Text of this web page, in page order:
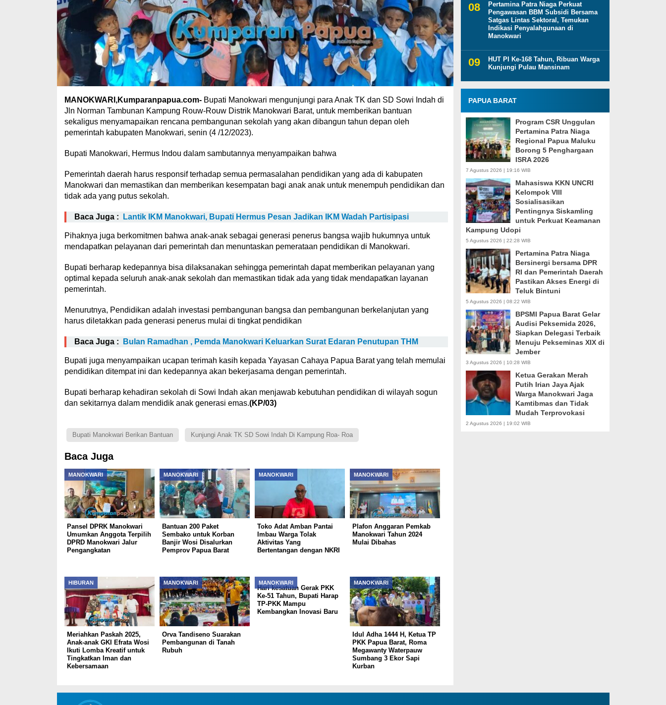
MANOKWARI,Kumparanpapua.com-Bupati Manokwari mengunjungi para Anak TK dan SD Sowi Indah di
Jln Norman Tambunan Kampung Rouw-Rouw Distrik Manokwari Barat, untuk memberikan bantuan
sekaligus menyamapaikan rencana pembangunan sekolah yang akan dibangun tahun depan oleh
pemerintah kabupaten Manokwari, senin (4 /12/2023).
Bupati Manokwari, Hermus Indou dalam sambutannya menyampaikan bahwa
Pemerintah daerah harus responsif terhadap semua permasalahan pendidikan yang ada di kabupaten
Manokwari dan memastikan dan memberikan kesempatan bagi anak anak untuk menempuh pendidikan dan
tidak ada yang putus sekolah.
Baca Juga : Lantik IKM Manokwari, Bupati Hermus Pesan Jadikan IKM Wadah Partisipasi
Pihaknya juga berkomitmen bahwa anak-anak sebagai generasi penerus bangsa wajib hukumnya untuk
mendapatkan pelayanan dari pemerintah dan menuntaskan pemerataan pendidikan di Manokwari.
Bupati berharap kedepannya bisa dilaksanakan sehingga pemerintah dapat memberikan pelayanan yang
optimal kepada seluruh anak-anak sekolah dan memastikan tidak ada yang tidak mendapatkan layanan
pemerintah.
Menurutnya, Pendidikan adalah investasi pembangunan bangsa dan pembangunan berkelanjutan yang
harus diletakkan pada generasi penerus mulai di tingkat pendidikan
Baca Juga : Bulan Ramadhan , Pemda Manokwari Keluarkan Surat Edaran Penutupan THM
Bupati juga menyampaikan ucapan terimah kasih kepada Yayasan Cahaya Papua Barat yang telah memulai
pendidikan ditempat ini dan kedepannya akan bekerjasama dengan pemerintah.
Bupati berharap kehadiran sekolah di Sowi Indah akan menjawab kebutuhan pendidikan di wilayah sogun
dan sekitarnya dalam mendidik anak generasi emas.(KP/03)
Bupati Manokwari Berikan Bantuan Kunjungi Anak TK SD Sowi Indah Di Kampung Roa- Roa
Baca Juga
MANOKWARI
Pansel DPRK Manokwari
Umumkan Anggota Terpilih
DPRD Manokwari Jalur
Pengangkatan
MANOKWARI
Bantuan 200 Paket
Sembako untuk Korban
Banjir Wosi Disalurkan
Pemprov Papua Barat
MANOKWARI
Toko Adat Amban Pantai
Imbau Warga Tolak
Aktivitas Yang
Bertentangan dengan NKRI
MANOKWARI
Plafon Anggaran Pemkab
Manokwari Tahun 2024
Mulai Dibahas
HIBURAN
Meriahkan Paskah 2025,
Anak-anak GKI Efrata Wosi
Ikuti Lomba Kreatif untuk
Tingkatkan Iman dan
Kebersamaan
MANOKWARI
Orva Tandiseno Suarakan
Pembangunan di Tanah
Rubuh
MANOKWARI
Hari kesatuan Gerak PKK
Ke-51 Tahun, Bupati Harap
TP-PKK Mampu
Kembangkan Inovasi Baru
MANOKWARI
Idul Adha 1444 H, Ketua TP
PKK Papua Barat, Roma
Megawanty Waterpauw
Sumbang 3 Ekor Sapi
Kurban
Pertamina Patra Niaga Perkuat
Pengawasan BBM Subsidi Bersama
Satgas Lintas Sektoral, Temukan
Indikasi Penyalahgunaan di
Manokwari
HUT PI Ke-168 Tahun, Ribuan Warga
Kunjungi Pulau Mansinam
PAPUA BARAT
Program CSR Unggulan
Pertamina Patra Niaga
Regional Papua Maluku
Borong 5 Penghargaan
ISRA 2026
7 Agustus 2026 | 19:16 WIB
Mahasiswa KKN UNCRI
Kelompok VIII
Sosialisasikan
Pentingnya Siskamling
untuk Perkuat Keamanan
Kampung Udopi
5 Agustus 2026 | 22:28 WIB
Pertamina Patra Niaga
Bersinergi bersama DPR
RI dan Pemerintah Daerah
Pastikan Akses Energi di
Teluk Bintuni
5 Agustus 2026 | 08:22 WIB
BPSMI Papua Barat Gelar
Audisi Peksemida 2026,
Siapkan Delegasi Terbaik
Menuju Pekseminas XIX di
Jember
3 Agustus 2026 | 10:28 WIB
Ketua Gerakan Merah
Putih Irian Jaya Ajak
Warga Manokwari Jaga
Kamtibmas dan Tidak
Mudah Terprovokasi
2 Agustus 2026 | 19:02 WIB